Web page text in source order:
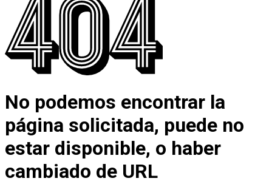
No podemos encontrar la
página solicitada, puede no
estar disponible, o haber
cambiado de URL